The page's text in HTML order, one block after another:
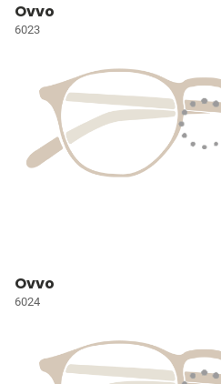
Ovvo
6023
Ovvo
6024